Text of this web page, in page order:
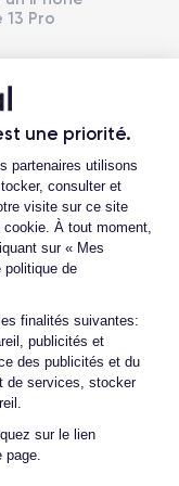
une priorité.
partenaires utilisons
consulter et
visite sur ce site
À tout moment,
sur « Mes
politique de
finalités suivantes:
publicités et
des publicités et du
de services, stocker
sur le lien
écran
interne
,512 et 1000 Go
de cœurs
Frontale
rapide
Pro
en cas de
chutes ?
sur
dans la
vos
?
13 Pro en
la